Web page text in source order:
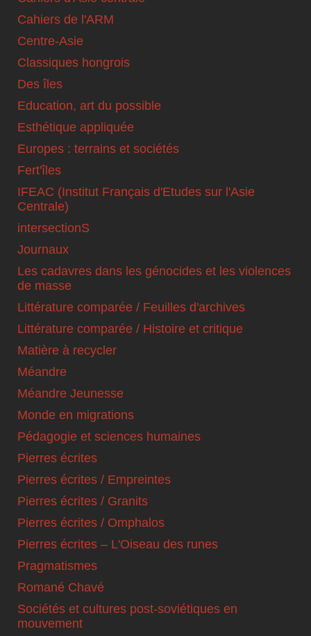
Cahiers de l'ARM
Centre-Asie
Classiques hongrois
Des îles
Education, art du possible
Esthétique appliquée
Europes : terrains et sociétés
Fert'îles
IFEAC (Institut Français d'Etudes sur l'Asie
Centrale)
intersectionS
Journaux
Les cadavres dans les génocides et les violences
de masse
Littérature comparée / Feuilles d'archives
Littérature comparée / Histoire et critique
Matière à recycler
Méandre
Méandre Jeunesse
Monde en migrations
Pédagogie et sciences humaines
Pierres écrites
Pierres écrites / Empreintes
Pierres écrites / Granits
Pierres écrites / Omphalos
Pierres écrites – L'Oiseau des runes
Pragmatismes
Romané Chavé
Sociétés et cultures post-soviétiques en
mouvement